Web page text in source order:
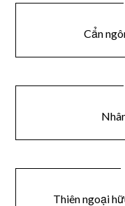
Cẩn
Thiên ngoại